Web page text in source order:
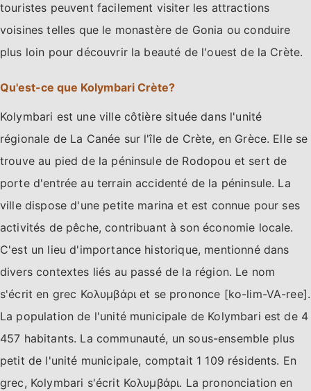
touristes peuvent facilement visiter les attractions
voisines telles que le monastère de Gonia ou conduire
plus loin pour découvrir la beauté de l'ouest de la Crète.
Qu'est-ce que Kolymbari Crète?
Kolymbari est une ville côtière située dans l'unité
régionale de La Canée sur l'île de Crète, en Grèce. Elle se
trouve au pied de la péninsule de Rodopou et sert de
porte d'entrée au terrain accidenté de la péninsule. La
ville dispose d'une petite marina et est connue pour ses
activités de pêche, contribuant à son économie locale.
C'est un lieu d'importance historique, mentionné dans
divers contextes liés au passé de la région. Le nom
s'écrit en grec Κολυμβάρι et se prononce [ko-lim-VA-ree].
La population de l'unité municipale de Kolymbari est de 4
457 habitants. La communauté, un sous-ensemble plus
petit de l'unité municipale, comptait 1 109 résidents. En
grec, Kolymbari s'écrit Κολυμβάρι. La prononciation en